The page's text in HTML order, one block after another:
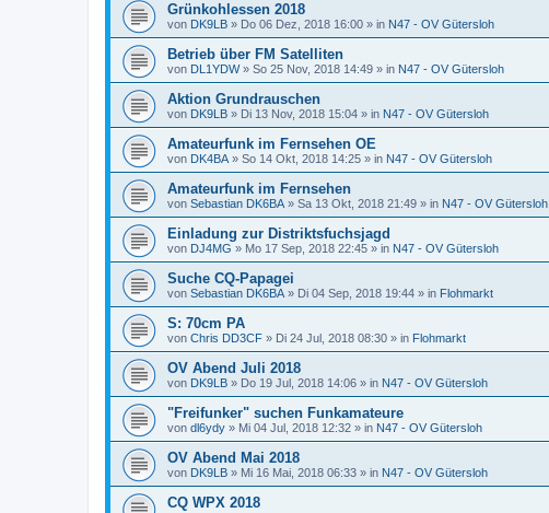
Grünkohlessen 2018
von DK9LB » Do 06 Dez, 2018 16:00 » in N47 - OV Gütersloh
Betrieb über FM Satelliten
von DL1YDW» So 25 Nov, 2018 14:49 » in N47 - OV Gütersloh
Aktion Grundrauschen
von DK9LB » Di 13 Nov, 2018 15:04 » in N47 - OV Gütersloh
Amateurfunk im Fernsehen OE
von DK4BA » So 14 Okt, 2018 14:25 » in N47 - OV Gütersloh
Amateurfunk im Fernsehen
von Sebastian DK6BA » Sa 13 Okt, 2018 21:49 » in N47 - OV Gütersloh
Einladung zur Distriktsfuchsjagd
von DJ4MG » Mo 17 Sep, 2018 22:45 » in N47 - OV Gütersloh
Suche CQ-Papagei
von Sebastian DK6BA » Di 04 Sep, 2018 19:44 » in Flohmarkt
S: 70cm PA
von Chris DD3CF » Di 24 Jul, 2018 08:30 » in Flohmarkt
OV Abend Juli 2018
von DK9LB » Do 19 Jul, 2018 14:06 » in N47 - OV Gütersloh
"Freifunker" suchen Funkamateure
von dl6ydy » Mi 04 Jul, 2018 12:32 » in N47 - OV Gütersloh
OV Abend Mai 2018
von DK9LB » Mi 16 Mai, 2018 06:33 » in N47 - OV Gütersloh
CQ WPX 2018